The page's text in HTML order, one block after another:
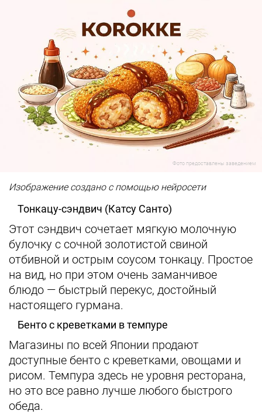
Фото предоставлены заведением
Изображение создано с помощью нейросети
Тонкацу-сэндвич (Катсу Санто)
Этот сэндвич сочетает мягкую молочную
булочку с сочной золотистой свиной
отбивной и острым соусом тонкацу. Простое
на вид, но при этом очень заманчивое
блюдо — быстрый перекус, достойный
настоящего гурмана.
Бенто с креветками в темпуре
Магазины по всей Японии продают
доступные бенто с креветками, овощами и
рисом. Темпура здесь не уровня ресторана,
но это все равно лучше любого быстрого
обеда.